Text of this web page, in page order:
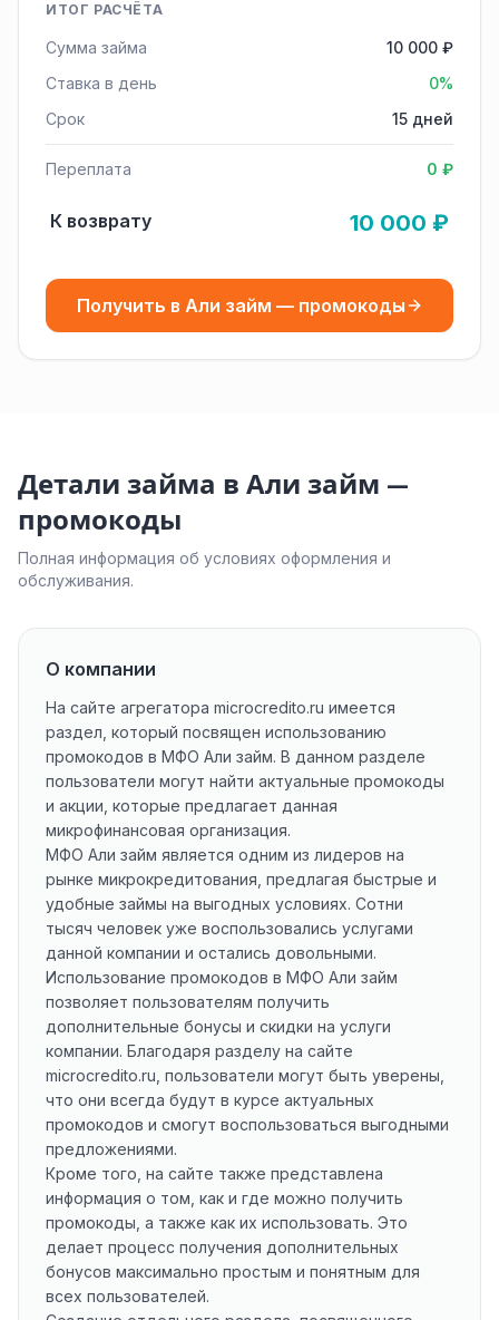
ИТОГ РАСЧЁТА
Сумма займа
10 000 ₽
Ставка в день
0%
Срок
15 дней
Переплата 0 ₽
К возврату 10 000 ₽
Получить в Али займ — промокоды
Детали займа в Али займ —
промокоды
Полная информация об условиях оформления и
обслуживания.
О компании
На сайте агрегатора microcredito.ru имеется
раздел, который посвящен использованию
промокодов в МФО Али займ. В данном разделе
пользователи могут найти актуальные промокоды
и акции, которые предлагает данная
микрофинансовая организация.
МФО Али займ является одним из лидеров на
рынке микрокредитования, предлагая быстрые и
удобные займы на выгодных условиях. Сотни
тысяч человек уже воспользовались услугами
данной компании и остались довольными.
Использование промокодов в МФО Али займ
позволяет пользователям получить
дополнительные бонусы и скидки на услуги
компании. Благодаря разделу на сайте
microcredito.ru, пользователи могут быть уверены,
что они всегда будут в курсе актуальных
промокодов и смогут воспользоваться выгодными
предложениями.
Кроме того, на сайте также представлена
информация о том, как и где можно получить
промокоды, а также как их использовать. Это
делает процесс получения дополнительных
бонусов максимально простым и понятным для
всех пользователей.